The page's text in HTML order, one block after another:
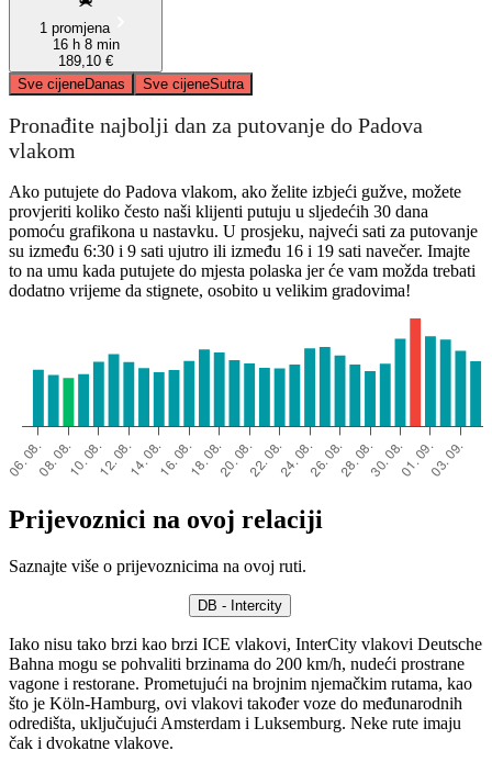
1 promjena
16 h 8 min
189,10 €
Sve cijeneDanas Sve cijeneSutra
Pronađite najbolji dan za putovanje do Padova
vlakom
Ako putujete do Padova vlakom, ako želite izbjeći gužve, možete
provjeriti koliko često naši klijenti putuju u sljedećih 30 dana
pomoću grafikona u nastavku. U prosjeku, najveći sati za putovanje
su između 6:30 i 9 sati ujutro ili između 16 i 19 sati navečer. Imajte
to na umu kada putujete do mjesta polaska jer će vam možda trebati
dodatno vrijeme da stignete, osobito u velikim gradovima!
Prijevoznici na ovoj relaciji
Saznajte više o prijevoznicima na ovoj ruti.
DB - Intercity
Iako nisu tako brzi kao brzi ICE vlakovi, InterCity vlakovi Deutsche
Bahna mogu se pohvaliti brzinama do 200 km/h, nudeći prostrane
vagone i restorane. Prometujući na brojnim njemačkim rutama, kao
što je Köln-Hamburg, ovi vlakovi također voze do međunarodnih
odredišta, uključujući Amsterdam i Luksemburg. Neke rute imaju
čak i dvokatne vlakove.